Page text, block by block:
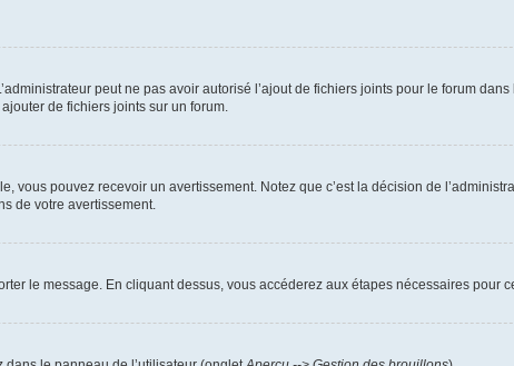
peut ne pas avoir autorisé l’ajout de fichiers joints pour le forum
de fichiers joints sur un forum.
pouvez recevoir un avertissement. Notez que c’est la décision de
de votre avertissement.
le message. En cliquant dessus, vous accéderez aux étapes nécessaires pour